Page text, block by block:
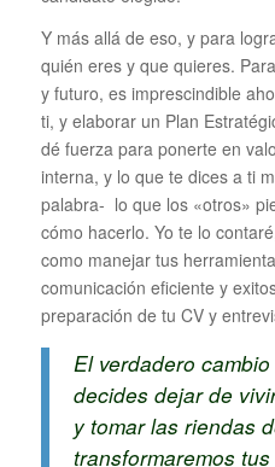
Y más allá de eso, y para
quién eres y que quieres.
y futuro, es imprescindible
ti, y elaborar un Plan
dé fuerza para ponerte en
interna, y lo que te dices a ti
palabra- lo que los «otros»
cómo hacerlo. Yo te lo
como manejar tus
comunicación eficiente y
preparación de tu CV y
El verdadero
decides dejar de
y tomar las riendas
transformaremos